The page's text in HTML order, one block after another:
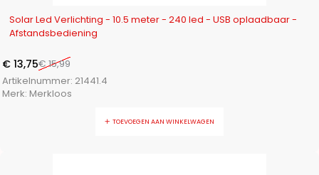
Solar Led Verlichting - 10.5 meter - 240 led - USB oplaadbaar -
Afstandsbediening
€15,99
€ 13,75
Artikelnummer: 21441.4
Merk: Merkloos
TOEVOEGEN AAN WINKELWAGEN